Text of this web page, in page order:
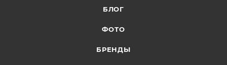
БЛОГ
ФОТО
БРЕНДЫ